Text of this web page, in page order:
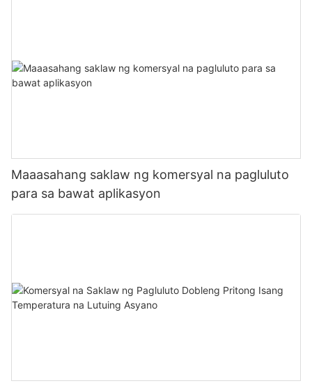
Maaasahang saklaw ng komersyal na pagluluto
para sa bawat aplikasyon